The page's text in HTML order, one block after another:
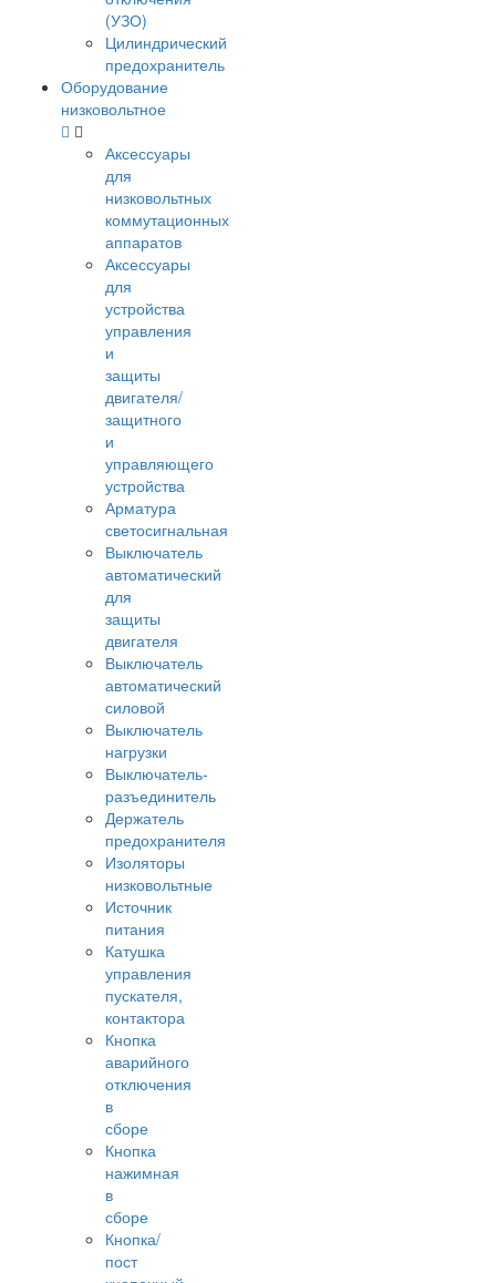
(УЗО)
Цилиндрический
предохранитель
Оборудование
низковольтное
Аксессуары
для
низковольтных
коммутационных
аппаратов
Аксессуары
для
устройства
управления
и
защиты
двигателя/
защитного
и
управляющего
устройства
Арматура
светосигнальная
Выключатель
автоматический
для
защиты
двигателя
Выключатель
автоматический
силовой
Выключатель
нагрузки
Выключатель-
разъединитель
Держатель
предохранителя
Изоляторы
низковольтные
Источник
питания
Катушка
управления
пускателя,
контактора
Кнопка
аварийного
отключения
в
сборе
Кнопка
нажимная
в
сборе
Кнопка/
пост